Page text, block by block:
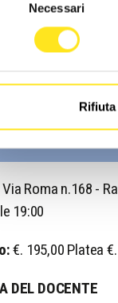
Necessari
Rifiuta
Roma n.168 -
19:00
€. 195,00 Platea
DEL DOCENTE